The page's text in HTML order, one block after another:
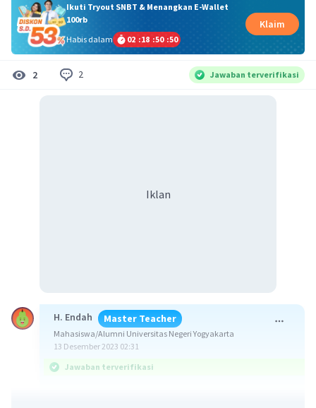
Ikuti Tryout SNBT & Menangkan E-Wallet
100rb
Habis dalam
02 :18 :50 :49
Klaim
2 2 Jawaban terverifikasi
Iklan
H. Endah Master Teacher
Mahasiswa/Alumni Universitas Negeri Yogyakarta
13 Desember 2023 02:31
Jawaban terverifikasi